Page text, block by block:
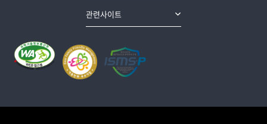
관련사이트